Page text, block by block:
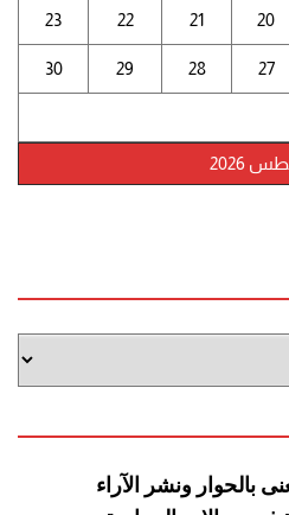
2026
20
21
22
23
27
28
29
30
بالحوار ونشر الآراء